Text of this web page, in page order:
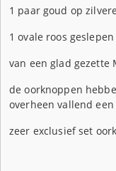
1 paar goud op
1 ovale roos
van een glad gezette
de oorknoppen
overheen vallend
zeer exclusief set